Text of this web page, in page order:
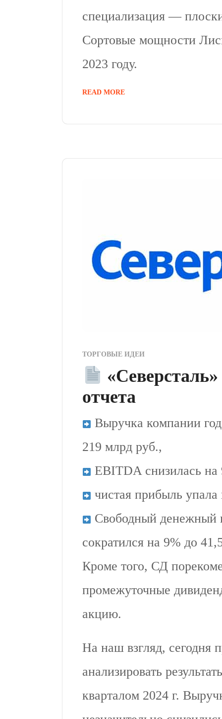
специализация —
Сортовые мощности
2023 году.
READ MORE
ТОРГОВЫЕ ИДЕИ
отчета
Выручка компании
219 млрд руб.,
EBITDA снизилась
чистая прибыль
Свободный денежный
сократился на 9% до
Кроме того, СД
промежуточные
акцию.
На наш взгляд, сегодня
анализировать
кварталом 2024 г.